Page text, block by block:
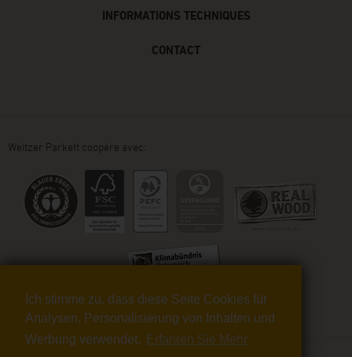
Ich stimme zu, dass diese Seite Cookies für
Analysen, Personalisierung von Inhalten und
Werbung verwendet.
Erfahren Sie Mehr
INFORMATIONS TECHNIQUES
CONTACT
Weitzer Parkett coopère avec: